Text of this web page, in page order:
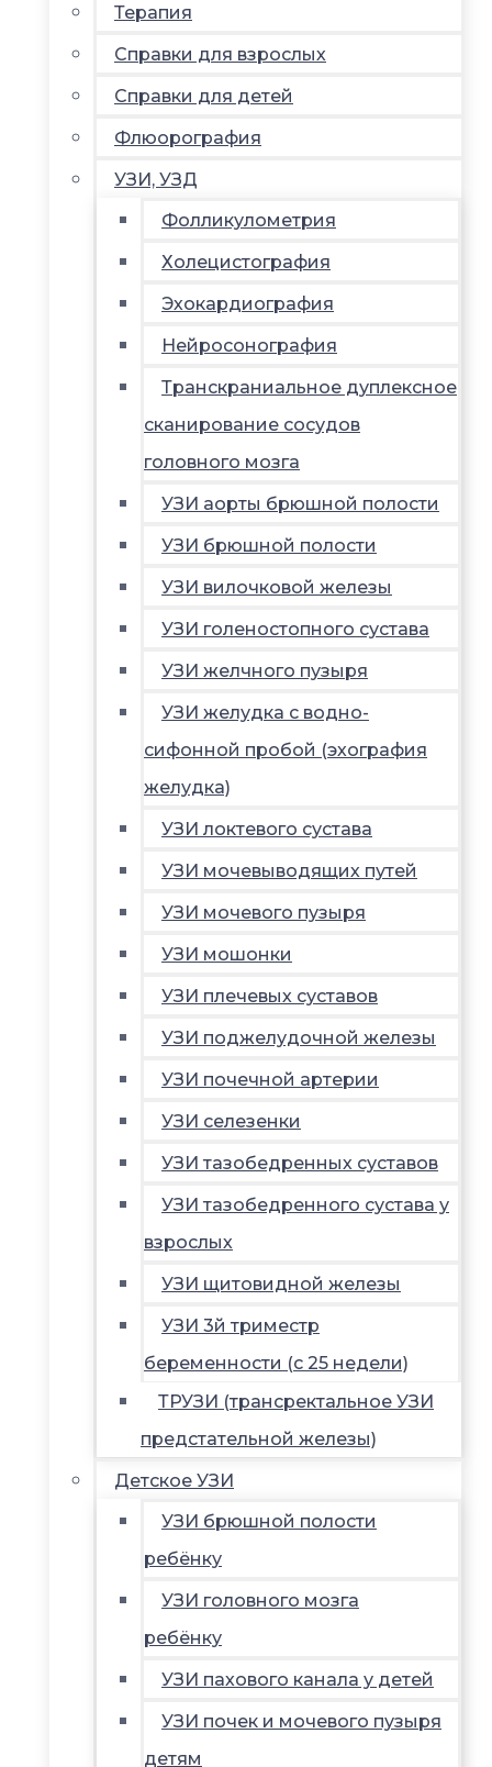
Терапия
Справки для взрослых
Справки для детей
Флюорография
УЗИ, УЗД
Фолликулометрия
Холецистография
Эхокардиография
Нейросонография
Транскраниальное дуплексное
сканирование сосудов
головного мозга
УЗИ аорты брюшной полости
УЗИ брюшной полости
УЗИ вилочковой железы
УЗИ голеностопного сустава
УЗИ желчного пузыря
УЗИ желудка с водно-
сифонной пробой (эхография
желудка)
УЗИ локтевого сустава
УЗИ мочевыводящих путей
УЗИ мочевого пузыря
УЗИ мошонки
УЗИ плечевых суставов
УЗИ поджелудочной железы
УЗИ почечной артерии
УЗИ селезенки
УЗИ тазобедренных суставов
УЗИ тазобедренного сустава у
взрослых
УЗИ щитовидной железы
УЗИ 3й триместр
беременности (с 25 недели)
ТРУЗИ (трансректальное УЗИ
предстательной железы)
Детское УЗИ
УЗИ брюшной полости
ребёнку
УЗИ головного мозга
ребёнку
УЗИ пахового канала у детей
УЗИ почек и мочевого пузыря
детям